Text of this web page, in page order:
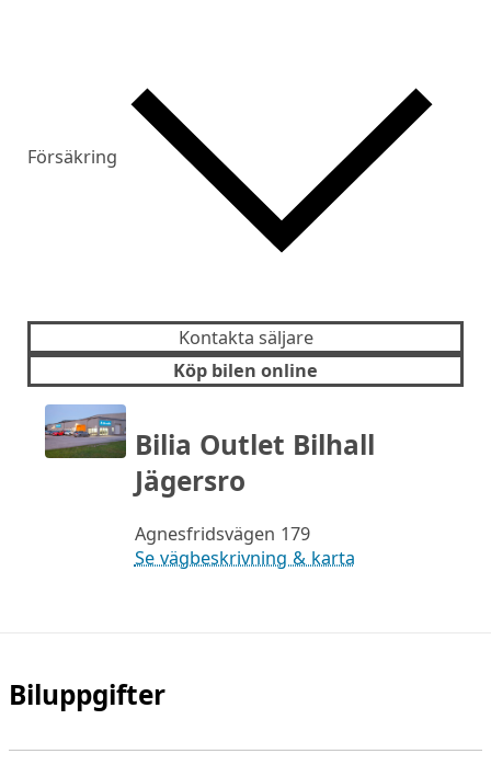
Försäkring
Kontakta säljare
Köp bilen online
Bilia Outlet Bilhall
Jägersro
Agnesfridsvägen 179
Se vägbeskrivning & karta
Biluppgifter